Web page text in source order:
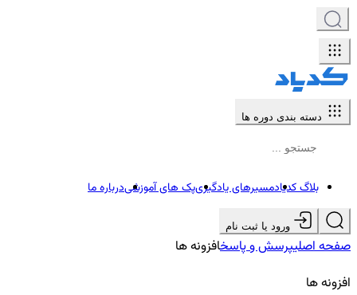
دسته بندی دوره ها
بلاگ کدیادمسیرهای یادگیریپک های آموزشیدرباره ما
ورود یا ثبت نام
صفحه اصلیپرسش و پاسخافزونه ها
افزونه ها